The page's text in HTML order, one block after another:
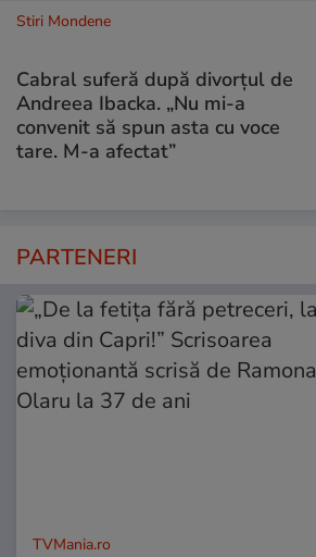
Stiri Mondene
Cabral suferă după divorțul de
Andreea Ibacka. „Nu mi-a
convenit să spun asta cu voce
tare. M-a afectat”
PARTENERI
TVMania.ro